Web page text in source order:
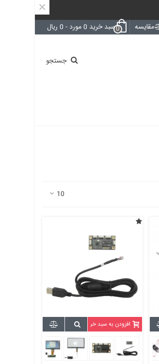
×
مقایسه 0سبد خرید 0مورد - 0 ریال
جستجو
10
افزودن به سبد خرید